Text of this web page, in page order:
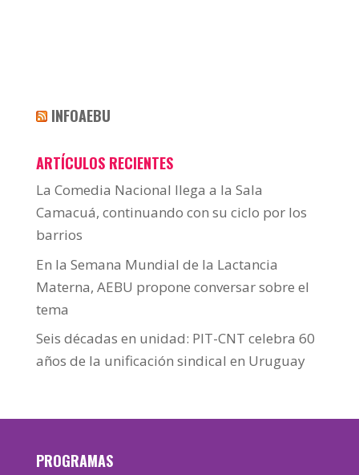
INFOAEBU
ARTÍCULOS RECIENTES
La Comedia Nacional llega a la Sala
Camacuá, continuando con su ciclo por los
barrios
En la Semana Mundial de la Lactancia
Materna, AEBU propone conversar sobre el
tema
Seis décadas en unidad: PIT-CNT celebra 60
años de la unificación sindical en Uruguay
PROGRAMAS